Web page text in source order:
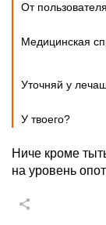
От
Медицинская
Уточняй у
У твоего?
Ниче кроме
на уровень